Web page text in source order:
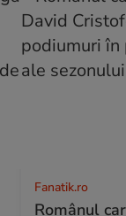
Fanatik.ro
Românul